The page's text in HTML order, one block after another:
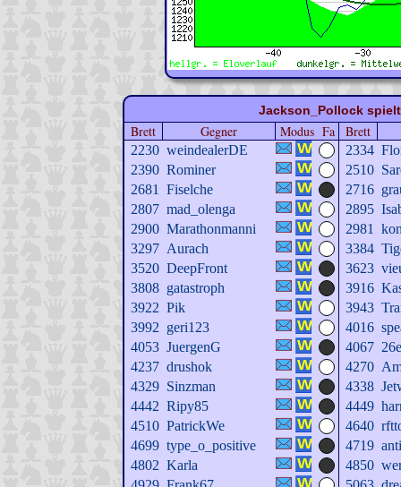
Jackson_Pollock
Brett Gegner Modus Fa Brett
2230 weindealerDE 2334
2390 Rominer 2510
2681
Fiselche 2716
2807 mad_olenga 2895
2900 Marathonmanni 2981
3297 Aurach 3384
3520 DeepFront 3623
3808 gatastroph 3916
3922 Pik 3943
3992 geri123 4016
4053 JuergenG 4067
4237 drushok 4270
4329 Sinzman 4338
4442 Ripy85 4449
4510 PatrickWe 4640
4699 type_o_positive 4719
4802 Karla 4850